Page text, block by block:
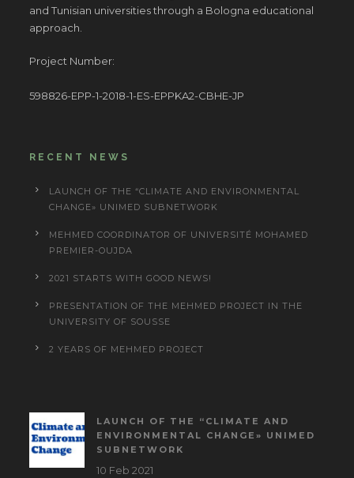
and Tunisian universities through a Bologna educational
approach.
Project Number:
598826-EPP-1-2018-1-ES-EPPKA2-CBHE-JP
RECENT NEWS
LAUNCH OF THE “CLIMATE AND ENVIRONMENTAL
CHANGE» UNIMED SUBNETWORK
MEHMED COORDINATOR OF UNIVERSITÉ MOHAMED
PREMIER-OUJDA
2021 STARTS WITH GOOD NEWS!
PRESENTATION OF THE MEHMED PROJECT IN THE
UNIVERSITY OF SOUSSE
2 YEARS OF MEHMED PROJECT
LAUNCH OF THE “CLIMATE AND
ENVIRONMENTAL CHANGE» UNIMED
SUBNETWORK
10 Feb 2021